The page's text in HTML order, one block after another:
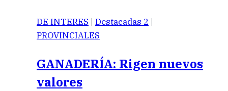
DE INTERES | Destacadas 2 |
PROVINCIALES
GANADERÍA: Rigen nuevos
valores